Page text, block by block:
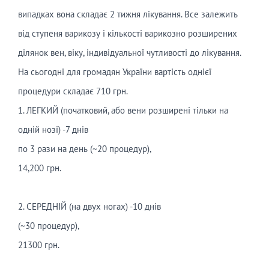
випадках вона складає 2 тижня лікування. Все залежить
від ступеня варикозу і кількості варикозно розширених
ділянок вен, віку, індивідуальної чутливості до лікування.
На сьогодні для громадян України вартість однієї
процедури складає 710 грн.
1. ЛЕГКИЙ (початковий, або вени розширені тільки на
одній нозі) -7 днів
по 3 рази на день (~20 процедур),
14,200 грн.
2. СЕРЕДНІЙ (на двух ногах) -10 днів
(~30 процедур),
21300 грн.